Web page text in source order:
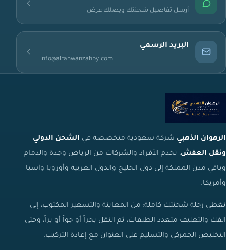
أرسل تفاصيل شحنتك ويصلك عرض
البريد الرسمي
info@alrahwanzahby.com
الرهوان الذهبي شركة سعودية متخصصة في الشحن الدولي
ونقل العفش، تخدم الأفراد والشركات من الرياض وجدة والدمام
وباقي مدن المملكة إلى دول الخليج والدول العربية وأوروبا وآسيا
وأمريكا.
نغطي رحلة شحنتك كاملة: من المعاينة والتسعير المكتوب، إلى
الفك والتغليف متعدد الطبقات، ثم النقل بحراً أو جواً أو براً، وحتى
التخليص الجمركي والتسليم على العنوان مع إعادة التركيب.